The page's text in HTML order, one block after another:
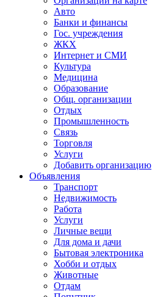
Авто
Банки и финансы
Гос. учреждения
ЖКХ
Интернет и СМИ
Культура
Медицина
Образование
Общ. организации
Отдых
Промышленность
Связь
Торговля
Услуги
Добавить организацию
Объявления
Транспорт
Недвижимость
Работа
Услуги
Личные вещи
Для дома и дачи
Бытовая электроника
Хобби и отдых
Животные
Отдам